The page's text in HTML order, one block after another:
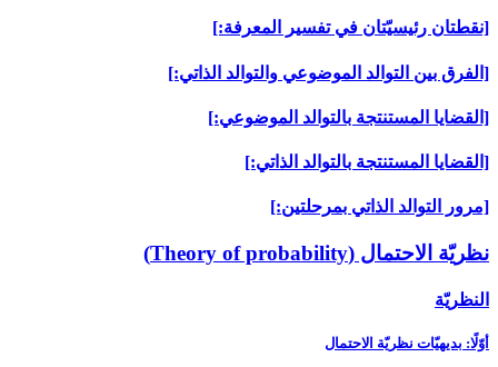
[نقطتان رئيسيّتان في تفسير المعرفة:]
[الفرق بين التوالد الموضوعي والتوالد الذاتي:]
[القضايا المستنتجة بالتوالد الموضوعي:]
[القضايا المستنتجة بالتوالد الذاتي:]
[مرور التوالد الذاتي بمرحلتين:]
نظريّة الاحتمال (Theory of probability)
النظريّة
أوّلًا: بديهيّات نظريّة الاحتمال‏